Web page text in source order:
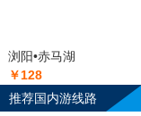
浏阳•赤马湖
￥128
推荐国内游线路